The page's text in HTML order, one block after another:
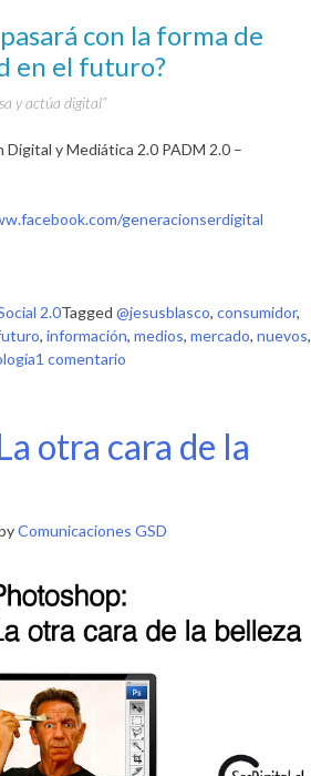
con la forma de
en el futuro?
y actúa digital”
y Mediática 2.0 PADM 2.0 –
generacionserdigital
2.0Tagged @jesusblasco, consumidor,
, información, medios, mercado, nuevos,
1 comentario
en
otra cara de la
Comunicaciones GSD